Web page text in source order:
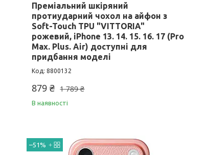
Преміальний шкіряний
протиударний чохол на айфон з
Soft-Touch TPU "VITTORIA"
рожевий, iPhone 13. 14. 15. 16. 17 (Pro
Max. Plus. Air) доступні для
придбання моделі
8800132
1 789 ₴
879 ₴
В наявності
–51%